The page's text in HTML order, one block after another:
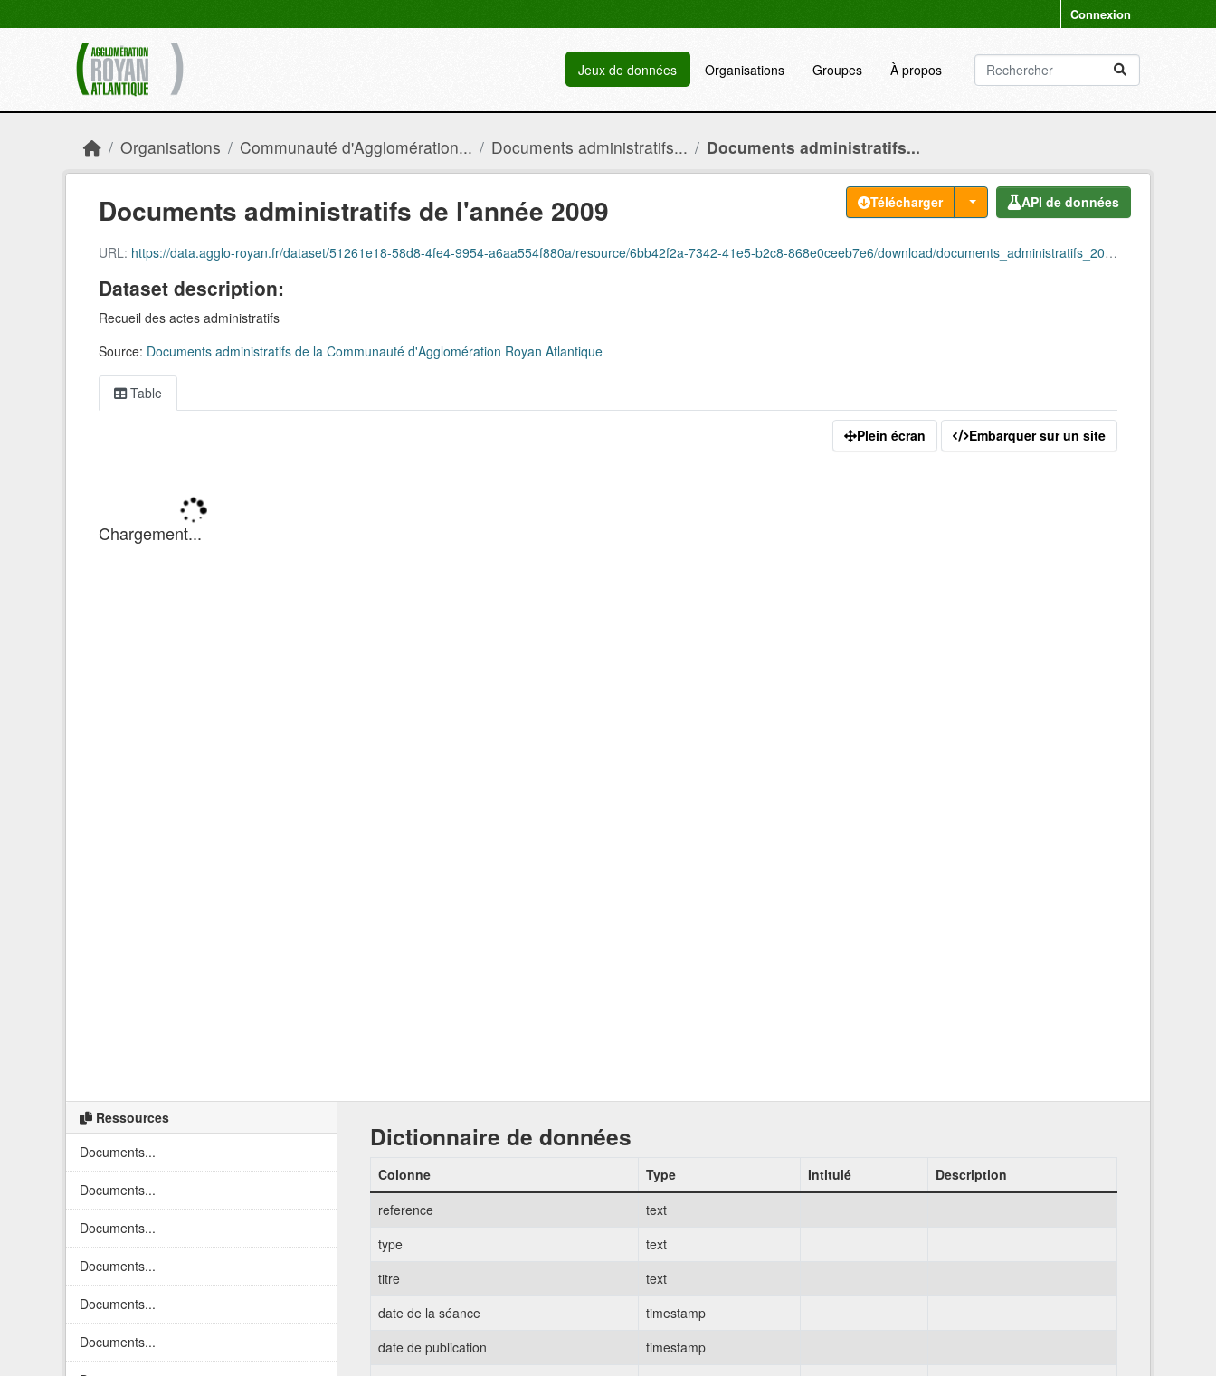
Connexion
Jeux de données Organisations Groupes À propos
Organisations Communauté d'Agglomération... Documents administratifs... Documents administratifs...
Télécharger API de données
Documents administratifs de l'année 2009
URL: https://data.agglo-royan.fr/dataset/51261e18-58d8-4fe4-9954-a6aa554f880a/resource/6bb42f2a-7342-41e5-b2c8-868e0ceeb7e6/download/documents_administratifs_2009.csv
Dataset description:
Recueil des actes administratifs
Source: Documents administratifs de la Communauté d'Agglomération Royan Atlantique
Table
Plein écran Embarquer sur un site
Ressources
Documents...
Documents...
Documents...
Documents...
Documents...
Documents...
Dictionnaire de données
Colonne Type Intitulé
Description
reference
text
type
text
titre
text
date de la séance
timestamp
date de publication
timestamp